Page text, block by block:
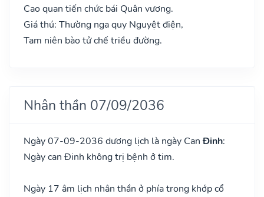
Cao quan tiến chức bái Quân vương.
Giá thú: Thường nga quy Nguyệt điện,
Tam niên bào tử chế triều đường.
Nhân thần 07/09/2036
Ngày 07-09-2036 dương lịch là ngày CanĐinh:
Ngày can Đinh không trị bệnh ở tim.
Ngày 17 âm lịch nhân thần ở phía trong khớp cổ